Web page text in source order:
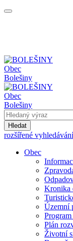
Obec
Bolešiny
Obec
Bolešiny
Hledat
rozšířené vyhledávání
Obec
Kronika
Územní
Plán
Životní